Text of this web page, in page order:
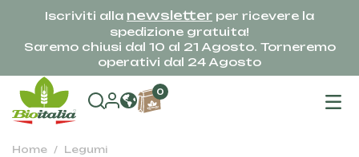
Iscriviti alla newsletter per ricevere la
spedizione gratuita!
Saremo chiusi dal 10 al 21 Agosto. Torneremo
operativi dal 24 Agosto
0
Home Legumi